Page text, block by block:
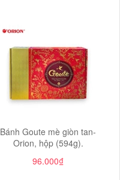
Bánh Goute mè giòn tan-
Orion, hộp (594g).
96.000₫